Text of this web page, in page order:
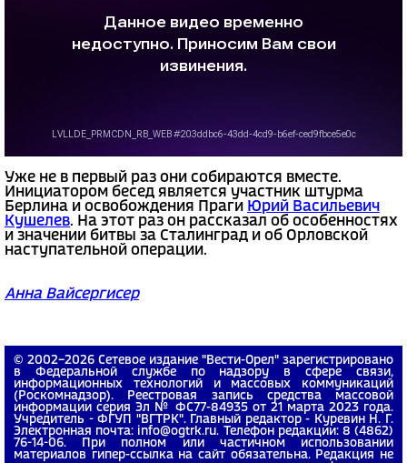
Уже не в первый раз они собираются вместе.
Инициатором бесед является участник штурма
Берлина и освобождения Праги Юрий Васильевич
Кушелев. На этот раз он рассказал об особенностях
и значении битвы за Сталинград и об Орловской
наступательной операции.
Анна Вайсергисер
© 2002−2026 Сетевое издание "Вести-Орел" зарегистрировано
в Федеральной службе по надзору в сфере связи,
информационных технологий и массовых коммуникаций
(Роскомнадзор). Реестровая запись средства массовой
информации серия Эл № ФС77-84935 от 21 марта 2023 года.
Учредитель - ФГУП "ВГТРК". Главный редактор - Куревин Н. Г.
Электронная почта: info@ogtrk.ru. Телефон редакции: 8 (4862)
76-14-06. При полном или частичном использовании
материалов гипер-ссылка на сайт обязательна. Редакция не